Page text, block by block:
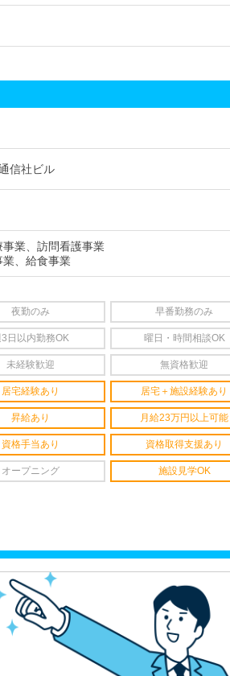
信社ビル
業、訪問看護事業
、給食事業
夜勤のみ 早番勤務のみ
3日以内勤務OK 曜日・時間相談OK
未経験歓迎 無資格歓迎
居宅経験あり 居宅＋施設経験あり
昇給あり 月給23万円以上可能
資格手当あり 資格取得支援あり
オープニング 施設見学OK